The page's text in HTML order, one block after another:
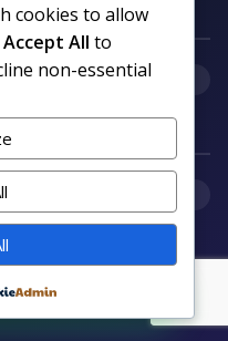
no WhatsApp
cookies to allow
Accept All to
non-essential